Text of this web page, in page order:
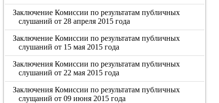
Заключение Комиссии по результатам публичных
слушаний от 28 апреля 2015 года
Заключение Комиссии по результатам публичных
слушаний от 15 мая 2015 года
Заключения Комиссии по результатам публичных
слушаний от 22 мая 2015 года
Заключения Комиссии по результатам публичных
слущаний от 09 июня 2015 года